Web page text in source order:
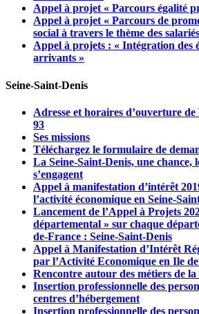
Appel à projet « Parcours égalité
Appel à projet « Parcours de
social à travers le thème des
Appel à projets : « Intégration des
arrivants »
Seine-Saint-Denis
Adresse et horaires d’ouverture
93
Ses missions
Téléchargez le formulaire de
La Seine-Saint-Denis, une chance,
s’engagent
Appel à manifestation d’intérêt
l’activité économique en Seine-
Lancement de l’Appel à Projets
départemental » sur chaque
de-France : Seine-Saint-Denis
Appel à Manifestation d’Intérêt
par l’Activité Economique en Ile
Rencontre autour des métiers de la
Insertion professionnelle des
centres d’hébergement
Insertion professionnelle des